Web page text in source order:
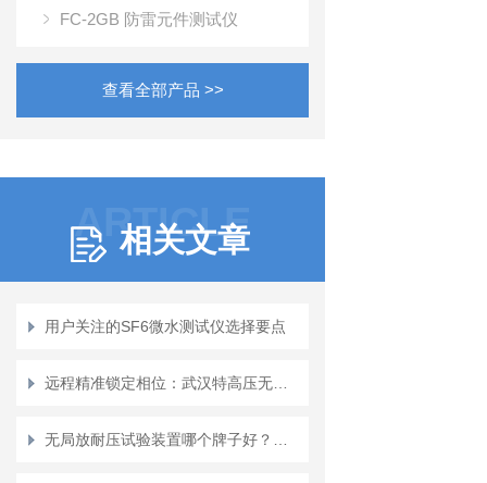
FC-2GB 防雷元件测试仪
查看全部产品 >>
ARTICLE
相关文章
用户关注的SF6微水测试仪选择要点